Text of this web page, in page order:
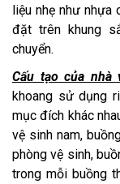
liệu nhẹ như nhựa
đặt trên khung
chuyển.
Cấu tạo của
khoang sử dụng
mục đích khác
vệ sinh nam,
phòng vệ sinh,
trong mỗi buồng